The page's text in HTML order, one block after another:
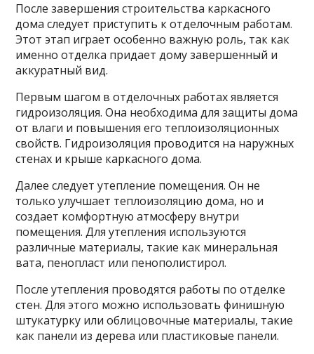
После завершения строительства каркасного
дома следует приступить к отделочным работам.
Этот этап играет особенно важную роль, так как
именно отделка придает дому завершенный и
аккуратный вид.
Первым шагом в отделочных работах является
гидроизоляция. Она необходима для защиты дома
от влаги и повышения его теплоизоляционных
свойств. Гидроизоляция проводится на наружных
стенах и крыше каркасного дома.
Далее следует утепление помещения. Он не
только улучшает теплоизоляцию дома, но и
создает комфортную атмосферу внутри
помещения. Для утепления используются
различные материалы, такие как минеральная
вата, пенопласт или пенополистирол.
После утепления проводятся работы по отделке
стен. Для этого можно использовать финишную
штукатурку или облицовочные материалы, такие
как панели из дерева или пластиковые панели.